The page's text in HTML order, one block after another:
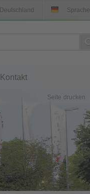
Deutschland Sprache
Kontakt
Seite drucken